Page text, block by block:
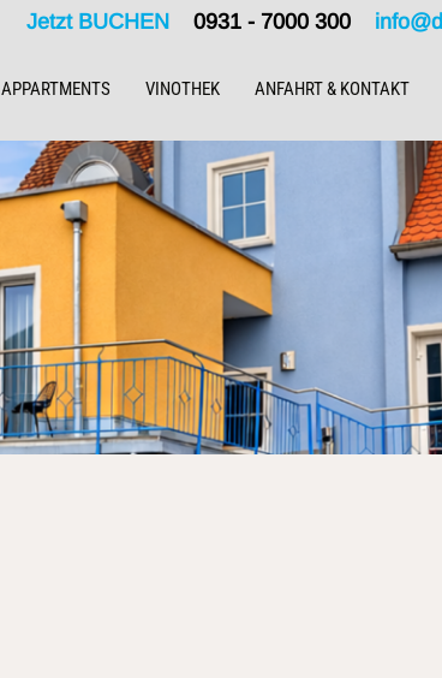
Jetzt BUCHEN0931 - 7000 300
APPARTMENTS VINOTHEK ANFAHRT & KONTAKT